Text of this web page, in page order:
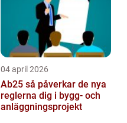
04 april 2026
Ab25 så påverkar de nya
reglerna dig i bygg- och
anläggningsprojekt